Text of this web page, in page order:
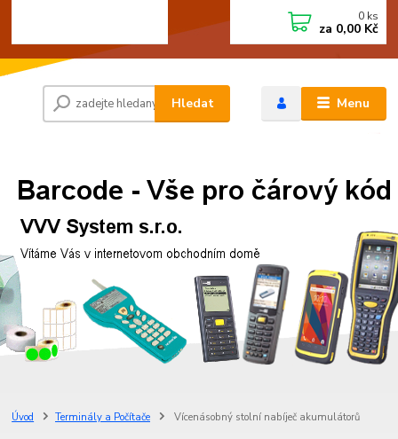
Menu
Hledat
0 ks
za 0,00 Kč
Úvod Terminály a Počítače Vícenásobný stolní nabíječ akumulátorů